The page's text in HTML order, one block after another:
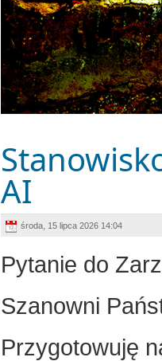
AI
środa, 15 lipca 2026 14:04
Pytanie do
Szanowni
Przygotowuję